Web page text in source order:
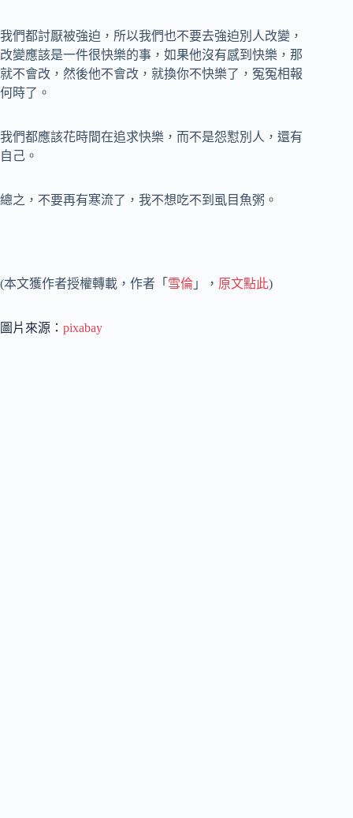
我們都討厭被強迫，所以我們也不要去強迫別人改變，
改變應該是一件很快樂的事，如果他沒有感到快樂，那
就不會改，然後他不會改，就換你不快樂了，冤冤相報
何時了。
我們都應該花時間在追求快樂，而不是怨懟別人，還有
自己。
總之，不要再有寒流了，我不想吃不到虱目魚粥。
(本文獲作者授權轉載，作者「 雪倫 」， 原文點此)
圖片來源： pixabay